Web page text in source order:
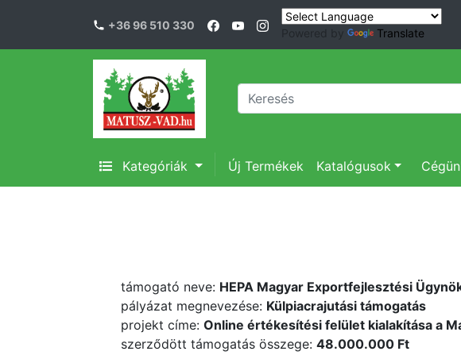
+36 96 510 330
Powered by Translate
Kategóriák Új Termékek Katalógusok
támogató neve: HEPA Magyar Exportfejlesztési
pályázat megnevezése: Külpiacrajutási támogatás
projekt címe: Online értékesítési felület kialakítása a
szerződött támogatás összege: 48.000.000 Ft